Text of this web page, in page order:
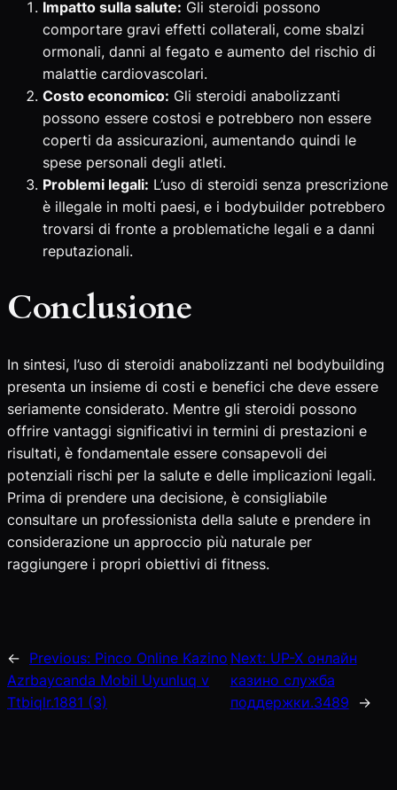
Impatto sulla salute: Gli steroidi possono
comportare gravi effetti collaterali, come sbalzi
ormonali, danni al fegato e aumento del rischio di
malattie cardiovascolari.
Costo economico: Gli steroidi anabolizzanti
possono essere costosi e potrebbero non essere
coperti da assicurazioni, aumentando quindi le
spese personali degli atleti.
Problemi legali: L’uso di steroidi senza prescrizione
è illegale in molti paesi, e i bodybuilder potrebbero
trovarsi di fronte a problematiche legali e a danni
reputazionali.
Conclusione
In sintesi, l’uso di steroidi anabolizzanti nel bodybuilding
presenta un insieme di costi e benefici che deve essere
seriamente considerato. Mentre gli steroidi possono
offrire vantaggi significativi in termini di prestazioni e
risultati, è fondamentale essere consapevoli dei
potenziali rischi per la salute e delle implicazioni legali.
Prima di prendere una decisione, è consigliabile
consultare un professionista della salute e prendere in
considerazione un approccio più naturale per
raggiungere i propri obiettivi di fitness.
← Previous: Pinco Online Kazino
Azrbaycanda Mobil Uyunluq v
Ttbiqlr.1881 (3)
Next: UP-X онлайн
казино служба
поддержки.3489
→